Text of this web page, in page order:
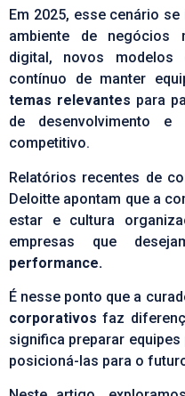
Em 2025, esse cenário
ambiente de negócios
digital, novos
contínuo de manter
temas relevantes para
de desenvolvimento
competitivo.
Relatórios recentes de
Deloitte apontam que a
estar e cultura
empresas que
performance.
É nesse ponto que a
corporativos faz
significa preparar
posicioná-las para o